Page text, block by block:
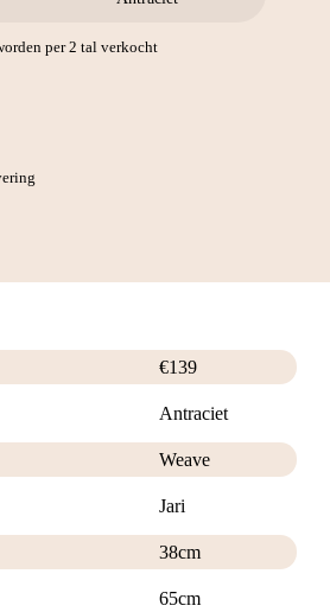
per 2 tal verkocht
€139
Antraciet
Weave
Jari
38cm
65cm